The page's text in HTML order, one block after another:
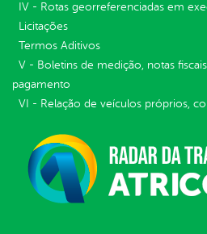
IV - Rotas georreferenciadas em
Licitações
Termos Aditivos
V - Boletins de medição, notas
pagamento
VI - Relação de veículos próprios,